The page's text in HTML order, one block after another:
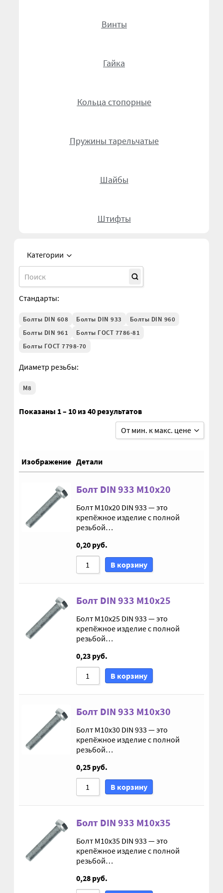
Болты ГОСТ 7798-70
Гайки DIN 74361
Гайки DIN 934
Гидроцилиндры АГУ
ГОСТ 3057-90
ГСМ
Запчасти ММЗ
Звенья АГУ
Корпуса АГУ
Кронштейны АГУ
Крышки АГУ
Масляные насосы
Анкера
Болты
Болты М24
Винты
Гайка
Кольца стопорные
Пружины тарельчатые
Шайбы
Штифты
Категории
Болт М10
Стандарты:
Болты DIN 608 Болты DIN 933
Болты DIN 960
Болты DIN 961
Болты ГОСТ 7786-81
Болты ГОСТ 7798-70
Диаметр резьбы:
М8
Показаны 1 – 10 из 40 результатов
От мин. к макс. цене
От макс. к мин. цене
По дате добавления
По имени от А до Я
По имени от Я до А
Изображение Детали
Болт DIN 933 М10х20
Болт М10х20 DIN 933 — это
крепёжное изделие с полной
резьбой…
0,20 руб.
В корзину
Болт DIN 933 М10х25
Болт М10х25 DIN 933 — это
крепёжное изделие с полной
резьбой…
0,23 руб.
В корзину
Болт DIN 933 М10х30
Болт М10х30 DIN 933 — это
крепёжное изделие с полной
резьбой…
0,25 руб.
В корзину
Болт DIN 933 М10х35
Болт М10х35 DIN 933 — это
крепёжное изделие с полной
резьбой…
0,28 руб.